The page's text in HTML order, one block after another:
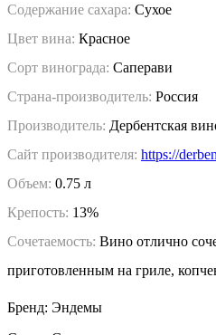
Содержание сахара: Сухое
Цвет вина: Красное
Сорт винограда: Саперави
Страна-производитель: Россия
Производитель: Дербентская
Сайт производителя: https://
Объем: 0.75 л
Крепость: 13%
Сочетаемость: Вино отлично
приготовленным на гриле,
Бренд: Эндемы